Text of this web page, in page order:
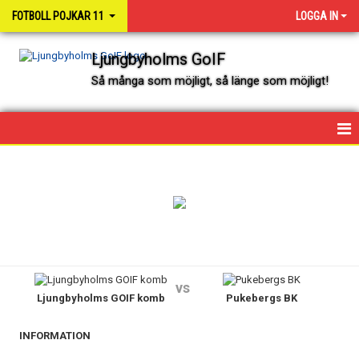
FOTBOLL POJKAR 11 LOGGA IN
Ljungbyholms GoIF
Så många som möjligt, så länge som möjligt!
MATCHERLjungbyholms GOIF komb
vs
Pukebergs BK
INFORMATION